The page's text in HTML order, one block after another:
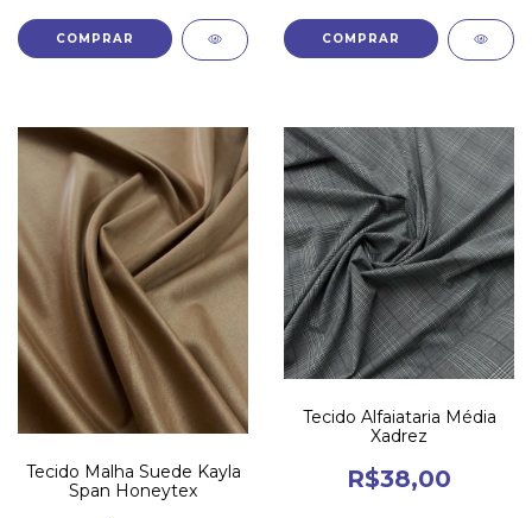
Tecido Malha Suede Kayla
Span Honeytex
Tecido Alfaiataria Média
Xadrez
R$38,00